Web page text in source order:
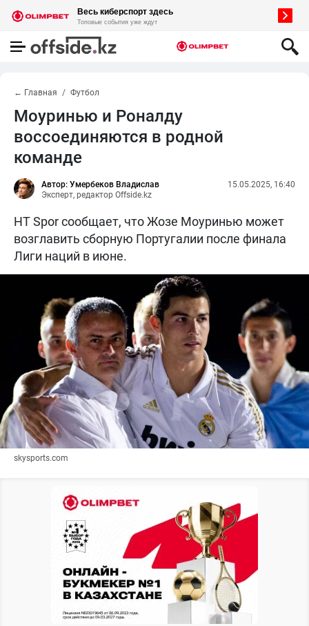
← Главная Футбол
Моуринью и Роналду
воссоединяются в родной
команде
Автор: Умербеков Владислав
Эксперт, редактор Offside.kz
15.05.2025, 16:40
HT Spor сообщает, что Жозе Моуринью может
возглавить сборную Португалии после финала
Лиги наций в июне.
skysports.com